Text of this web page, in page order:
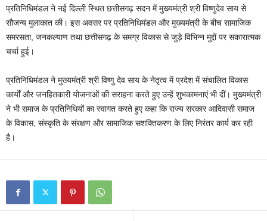
प्रतिनिधिमंडल ने नई दिल्ली स्थित छत्तीसगढ़ सदन में मुख्यमंत्री श्री विष्णुदेव साय से
सौजन्य मुलाकात की। इस अवसर पर प्रतिनिधिमंडल और मुख्यमंत्री के बीच सामाजिक
समरसता, जनकल्याण तथा छत्तीसगढ़ के समग्र विकास से जुड़े विभिन्न मुद्दों पर सकारात्मक
चर्चा हुई।
प्रतिनिधिमंडल ने मुख्यमंत्री श्री विष्णु देव साय के नेतृत्व में प्रदेश में संचालित विकास
कार्यों और जनहितकारी योजनाओं की सराहना करते हुए उन्हें शुभकामनाएं भी दीं। मुख्यमंत्री
ने भी समाज के प्रतिनिधियों का स्वागत करते हुए कहा कि राज्य सरकार आदिवासी समाज
के विकास, संस्कृति के संरक्षण और सामाजिक सशक्तिकरण के लिए निरंतर कार्य कर रही
है।